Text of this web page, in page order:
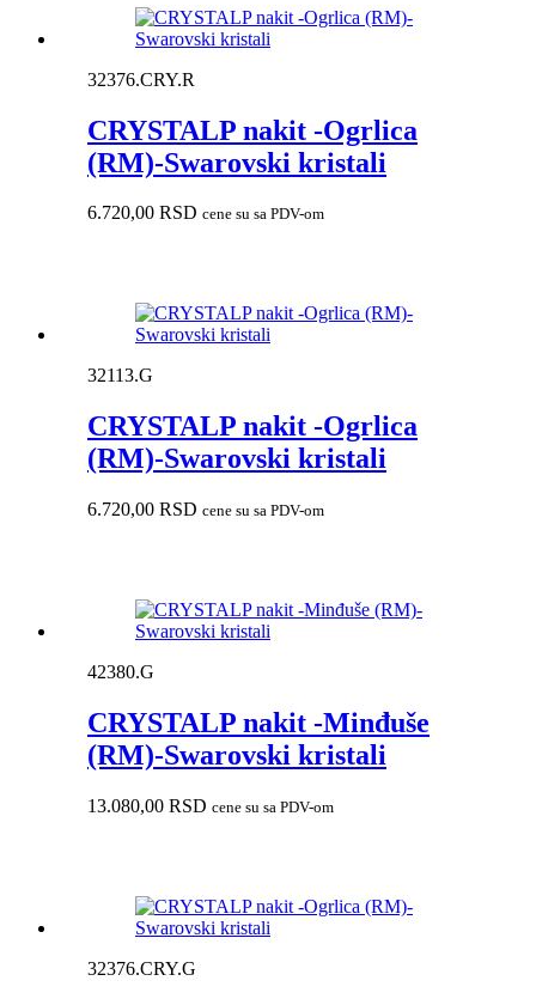
32376.CRY.R
CRYSTALP nakit -Ogrlica
(RM)-Swarovski kristali
6.720,00 RSD cene su sa PDV-om
32113.G
CRYSTALP nakit -Ogrlica
(RM)-Swarovski kristali
6.720,00 RSD cene su sa PDV-om
42380.G
CRYSTALP nakit -Minđuše
(RM)-Swarovski kristali
13.080,00 RSD cene su sa PDV-om
32376.CRY.G